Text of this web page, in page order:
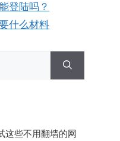
登陆吗？
什么材料
这些不用翻墙的网